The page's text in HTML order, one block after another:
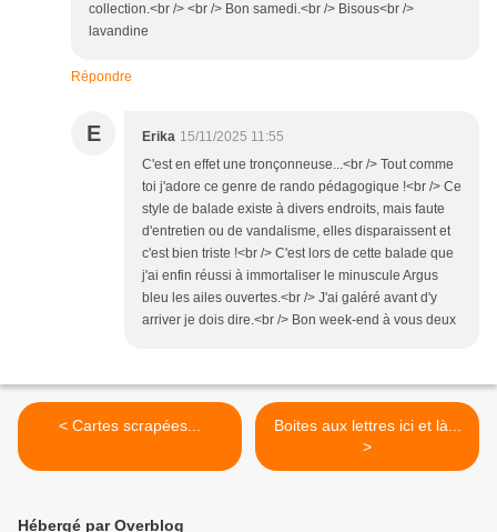
collection.<br /> <br /> Bon samedi.<br /> Bisous<br />
lavandine
Répondre
E Erika 15/11/2025 11:55
C'est en effet une tronçonneuse...<br /> Tout comme
toi j'adore ce genre de rando pédagogique !<br /> Ce
style de balade existe à divers endroits, mais faute
d'entretien ou de vandalisme, elles disparaissent et
c'est bien triste !<br /> C'est lors de cette balade que
j'ai enfin réussi à immortaliser le minuscule Argus
bleu les ailes ouvertes.<br /> J'ai galéré avant d'y
arriver je dois dire.<br /> Bon week-end à vous deux
< Cartes scrapées...
Boites aux lettres ici et là...
>
Hébergé par Overblog